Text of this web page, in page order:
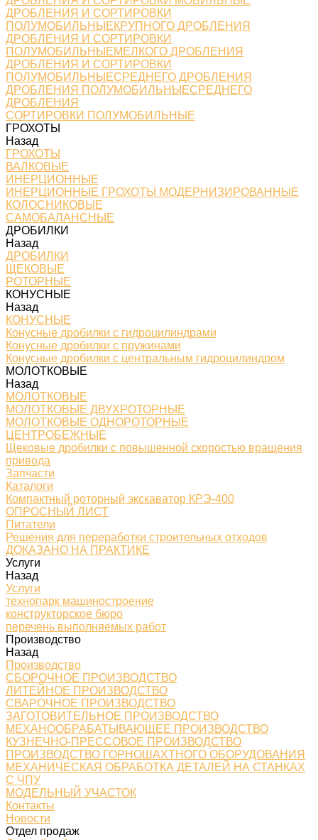
ДРОБЛЕНИЯ И СОРТИРОВКИ
ПОЛУМОБИЛЬНЫЕКРУПНОГО ДРОБЛЕНИЯ
ДРОБЛЕНИЯ И СОРТИРОВКИ
ПОЛУМОБИЛЬНЫЕМЕЛКОГО ДРОБЛЕНИЯ
ДРОБЛЕНИЯ И СОРТИРОВКИ
ПОЛУМОБИЛЬНЫЕСРЕДНЕГО ДРОБЛЕНИЯ
ДРОБЛЕНИЯ ПОЛУМОБИЛЬНЫЕСРЕДНЕГО
ДРОБЛЕНИЯ
СОРТИРОВКИ ПОЛУМОБИЛЬНЫЕ
ГРОХОТЫ
Назад
ГРОХОТЫ
ВАЛКОВЫЕ
ИНЕРЦИОННЫЕ
ИНЕРЦИОННЫЕ ГРОХОТЫ МОДЕРНИЗИРОВАННЫЕ
КОЛОСНИКОВЫЕ
САМОБАЛАНСНЫЕ
ДРОБИЛКИ
Назад
ДРОБИЛКИ
ЩЕКОВЫЕ
РОТОРНЫЕ
КОНУСНЫЕ
Назад
КОНУСНЫЕ
Конусные дробилки с гидроцилиндрами
Конусные дробилки с пружинами
Конусные дробилки с центральным гидроцилиндром
МОЛОТКОВЫЕ
Назад
МОЛОТКОВЫЕ
МОЛОТКОВЫЕ ДВУХРОТОРНЫЕ
МОЛОТКОВЫЕ ОДНОРОТОРНЫЕ
ЦЕНТРОБЕЖНЫЕ
Щековые дробилки с повышенной скоростью вращения
привода
Запчасти
Каталоги
Компактный роторный экскаватор КРЭ-400
ОПРОСНЫЙ ЛИСТ
Питатели
Решения для переработки строительных отходов
ДОКАЗАНО НА ПРАКТИКЕ
Услуги
Назад
Услуги
технопарк машиностроение
конструкторское бюро
перечень выполняемых работ
Производство
Назад
Производство
СБОРОЧНОЕ ПРОИЗВОДСТВО
ЛИТЕЙНОЕ ПРОИЗВОДСТВО
СВАРОЧНОЕ ПРОИЗВОДСТВО
ЗАГОТОВИТЕЛЬНОЕ ПРОИЗВОДСТВО
МЕХАНООБРАБАТЫВАЮЩЕЕ ПРОИЗВОДСТВО
КУЗНЕЧНО-ПРЕССОВОЕ ПРОИЗВОДСТВО
ПРОИЗВОДСТВО ГОРНОШАХТНОГО ОБОРУДОВАНИЯ
МЕХАНИЧЕСКАЯ ОБРАБОТКА ДЕТАЛЕЙ НА СТАНКАХ
С ЧПУ
МОДЕЛЬНЫЙ УЧАСТОК
Контакты
Новости
Отдел продаж